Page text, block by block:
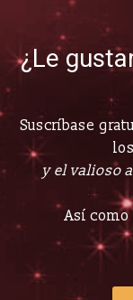
¿Le
Suscríbase
y el valioso
Así como